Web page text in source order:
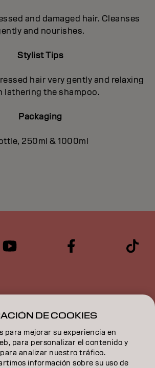
and damaged hair. Cleanses
and nourishes.
Stylist Tips
hair very gently and relaxing
lathering the shampoo.
Packaging
250ml & 1000ml
DE COOKIES
para mejorar su experiencia en
para personalizar el contenido y
analizar nuestro tráfico.
información sobre su uso de